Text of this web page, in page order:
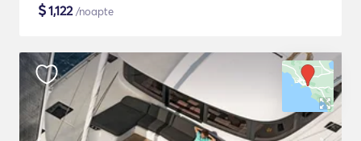
$1,122/noapte